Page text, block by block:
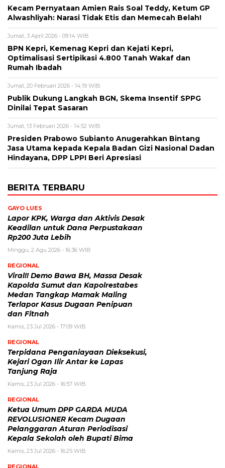
Kecam Pernyataan Amien Rais Soal Teddy, Ketum GP
Alwashliyah: Narasi Tidak Etis dan Memecah Belah!
Jumat, 3 April 2026 - 09:14 WIB
BPN Kepri, Kemenag Kepri dan Kejati Kepri,
Optimalisasi Sertipikasi 4.800 Tanah Wakaf dan
Rumah Ibadah
Jumat, 20 Februari 2026 - 14:19 WIB
Publik Dukung Langkah BGN, Skema Insentif SPPG
Dinilai Tepat Sasaran
Jumat, 13 Februari 2026 - 14:52 WIB
Presiden Prabowo Subianto Anugerahkan Bintang
Jasa Utama kepada Kepala Badan Gizi Nasional Dadan
Hindayana, DPP LPPI Beri Apresiasi
BERITA TERBARU
GAYO LUES
Lapor KPK, Warga dan Aktivis Desak
Keadilan untuk Dana Perpustakaan
Rp200 Juta Lebih
Minggu, 2 Agu 2026 - 16:36 WIB
REGIONAL
Viral!! Demo Bawa BH, Massa Desak
Kapolda Sumut dan Kapolrestabes
Medan Tangkap Mamak Maling
Terlapor Kasus Dugaan Penipuan
dan Fitnah
Kamis, 23 Jul 2026 - 17:09 WIB
REGIONAL
Terpidana Penganiayaan Dieksekusi,
Kejari Ogan Ilir Antar ke Lapas
Tanjung Raja
Kamis, 23 Jul 2026 - 16:57 WIB
REGIONAL
Ketua Umum DPP GARDA MUDA
REVOLUSIONER Kecam Dugaan
Pelanggaran Aturan Periodisasi
Kepala Sekolah oleh Bupati Bima
Kamis, 23 Jul 2026 - 16:25 WIB
REGIONAL